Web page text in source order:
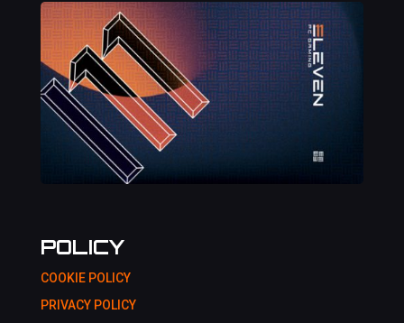
POLICY
COOKIE POLICY
PRIVACY POLICY